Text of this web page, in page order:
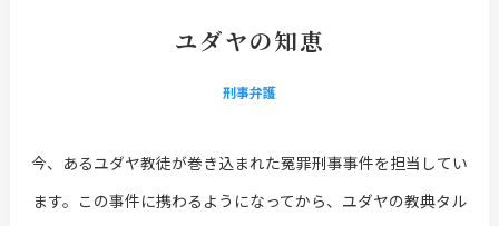
ユダヤの知恵
刑事弁護
今、あるユダヤ教徒が巻き込まれた冤罪刑事事件を担当してい
ます。この事件に携わるようになってから、ユダヤの教典タル